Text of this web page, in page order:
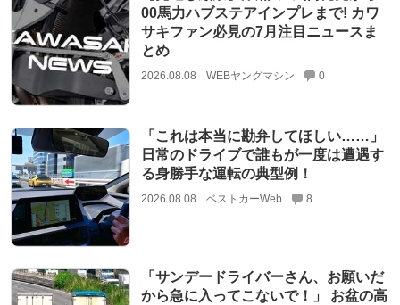
00馬力ハブステアインプレまで! カワ
サキファン必見の7月注目ニュースま
とめ
2026.08.08 WEBヤングマシン 0
「これは本当に勘弁してほしい……」
日常のドライブで誰もが一度は遭遇す
る身勝手な運転の典型例！
2026.08.08 ベストカーWeb 8
「サンデードライバーさん、お願いだ
から急に入ってこないで！」 お盆の高